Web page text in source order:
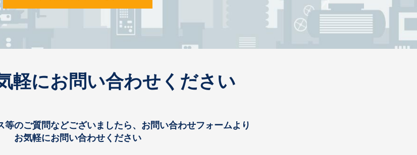
軽にお問い合わせください
等のご質問などございましたら、お問い合わせフォームより
お気軽にお問い合わせください